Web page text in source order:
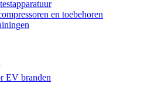
en toebehoren
EV branden